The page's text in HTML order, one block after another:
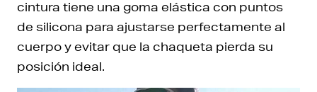
cintura tiene una goma elástica con puntos
de silicona para ajustarse perfectamente al
cuerpo y evitar que la chaqueta pierda su
posición ideal.